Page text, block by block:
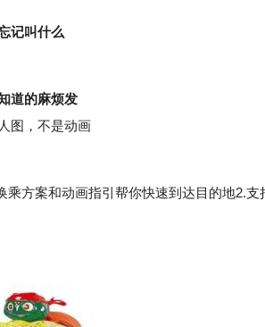
记叫什么
道的麻烦发
图，不是动画
方案和动画指引帮你快速到达目的地2.支